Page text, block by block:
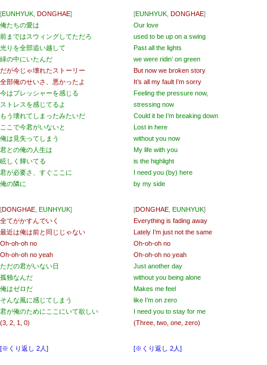
[EUNHYUK DONGHAE]
俺たちの愛は
前まではスウィングしてただろ
光りを全部追い越して
緑の中にいたんだ
だが今じゃ壊れたストーリー
全部俺のせいさ、悪かったよ
今はプレッシャーを感じる
ストレスを感じてるよ
もう壊れてしまったみたいだ
ここで今君がいないと
俺は見失ってしまう
君との俺の人生は
眩しく輝いてる
君が必要さ、すぐここに
俺の隣に
[DONGHAE EUNHYUK]
全てがかすんでいく
最近は俺は前と同じじゃない
Oh-oh-oh no
Oh-oh-oh no yeah
ただの君がいない日
孤独なんだ
俺はゼロだ
そんな風に感じてしまう
君が俺のためにここにいて欲しい
(3, 2, 1, 0)
[※くり返し 2人]
[EUNHYUK DONGHAE]
Our love
used to be up on a swing
Past all the lights
we were ridin’ on green
But now we broken story
It’s all my fault I’m sorry
Feeling the pressure now,
stressing now
Could it be I’m breaking down
Lost in here
without you now
My life with you
is the highlight
I need you (by) here
by my side
[DONGHAE EUNHYUK]
Everything is fading away
Lately I’m just not the same
Oh-oh-oh no
Oh-oh-oh no yeah
Just another day
without you being alone
Makes me feel
like I’m on zero
I need you to stay for me
(Three, two, one, zero)
[※くり返し 2人]